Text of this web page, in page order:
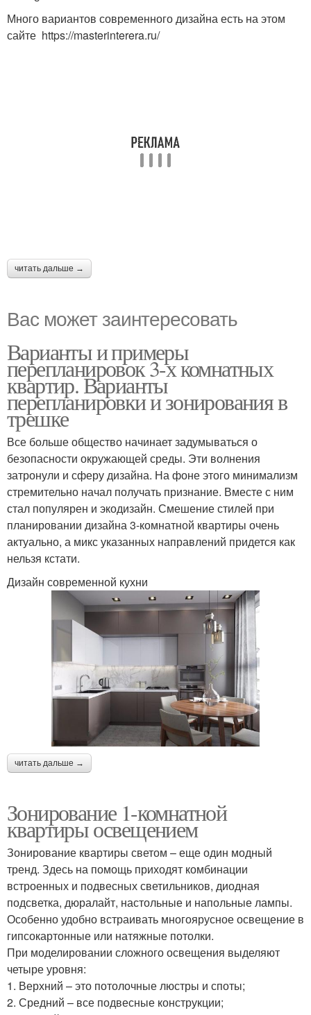
Много вариантов современного дизайна есть на этом
сайте https://masterinterera.ru/
читать дальше →
Вас может заинтересовать
Варианты и примеры
перепланировок 3-х комнатных
квартир. Варианты
перепланировки и зонирования в
трешке
Все больше общество начинает задумываться о
безопасности окружающей среды. Эти волнения
затронули и сферу дизайна. На фоне этого минимализм
стремительно начал получать признание. Вместе с ним
стал популярен и экодизайн. Смешение стилей при
планировании дизайна 3-комнатной квартиры очень
актуально, а микс указанных направлений придется как
нельзя кстати.
Дизайн современной кухни
читать дальше →
Зонирование 1-комнатной
квартиры освещением
Зонирование квартиры светом – еще один модный
тренд. Здесь на помощь приходят комбинации
встроенных и подвесных светильников, диодная
подсветка, дюралайт, настольные и напольные лампы.
Особенно удобно встраивать многоярусное освещение в
гипсокартонные или натяжные потолки.
При моделировании сложного освещения выделяют
четыре уровня:
1. Верхний – это потолочные люстры и споты;
2. Средний – все подвесные конструкции;